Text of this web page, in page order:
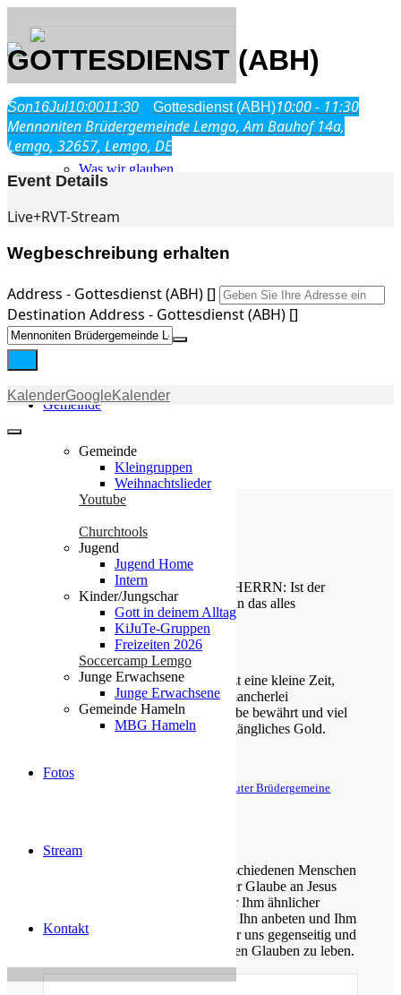
Über Uns
Was wir glauben
Jesus Christus
Neu hier
Veranstaltungen
Gemeinde
Gemeinde
Kleingruppen
Weihnachtslieder
Youtube
Churchtools
Jugend
Jugend Home
Intern
Kinder/Jungschar
Gott in deinem Alltag
KiJuTe-Gruppen
Freizeiten 2026
Soccercamp Lemgo
Junge Erwachsene
Junge Erwachsene
Gemeinde Hameln
MBG Hameln
Fotos
Stream
Kontakt
GOTTESDIENST (ABH)
Son16Jul10:0011:30 Gottesdienst (ABH)10:00 - 11:30
Mennoniten Brüdergemeinde Lemgo, Am Bauhof 14a,
Lemgo, 32657, Lemgo, DE
Event Details
Live+RVT-Stream
Wegbeschreibung erhalten
Address - Gottesdienst (ABH) []
Destination Address - Gottesdienst (ABH) []
KalenderGoogleKalender
Die Losung von heute
Gideon sprach zu dem Engel des HERRN: Ist der
HERR mit uns, warum ist uns dann das alles
widerfahren?
Richter 6,13
Ihr werdet euch freuen, die ihr jetzt eine kleine Zeit,
wenn es sein soll, traurig seid in mancherlei
Anfechtungen, auf dass euer Glaube bewährt und viel
kostbarer befunden werde als vergängliches Gold.
© Evangelische Brüder-Unität – Herrnhuter Brüdergemeine
Unsere Gemeinde besteht aus verschiedenen Menschen
jeden Alters, die eins verbindet: der Glaube an Jesus
Christus. Gemeinsam möchten wir Ihm ähnlicher
werden, Sein Wort kennen lernen, Ihn anbeten und Ihm
nachfolgen. Dabei unterstützen wir uns gegenseitig und
ermutigen uns auch im Alltag diesen Glauben zu leben.